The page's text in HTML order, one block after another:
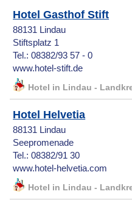
Hotel Gasthof Stift
88131 Lindau
Stiftsplatz 1
Tel.: 08382/93 57 - 0
www.hotel-stift.de
Hotel in Lindau -
Hotel Helvetia
88131 Lindau
Seepromenade
Tel.: 08382/91 30
www.hotel-helvetia.com
Hotel in Lindau -